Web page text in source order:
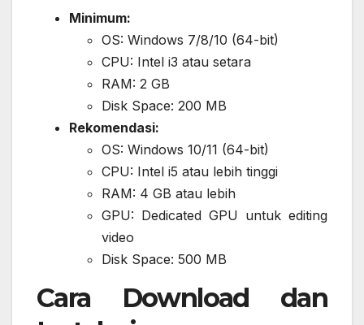
Minimum:
OS: Windows 7/8/10 (64-bit)
CPU: Intel i3 atau setara
RAM: 2 GB
Disk Space: 200 MB
Rekomendasi:
OS: Windows 10/11 (64-bit)
CPU: Intel i5 atau lebih tinggi
RAM: 4 GB atau lebih
GPU: Dedicated GPU untuk editing
video
Disk Space: 500 MB
Cara Download dan